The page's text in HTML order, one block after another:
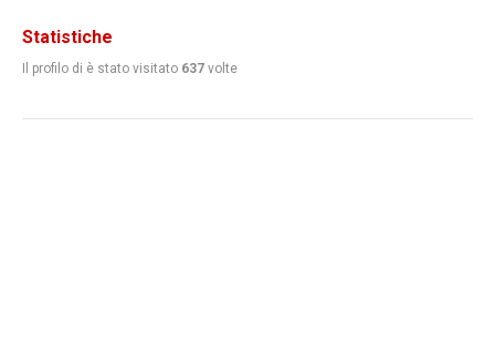
Statistiche
Il profilo di è stato visitato 637 volte